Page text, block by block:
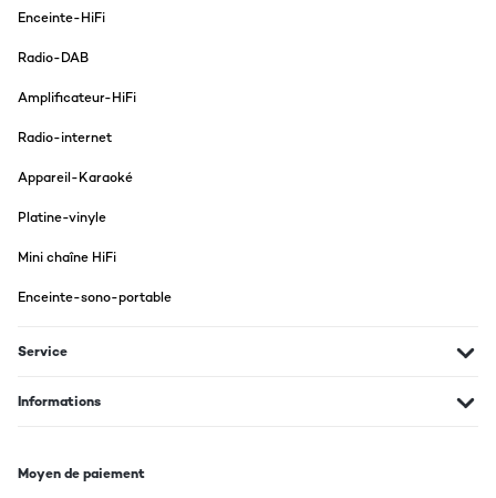
cheaply designed power adaptor you get when living in the UK.
Secondly there is no kind of stencil to fix the radio below a
me a wee while to construct my own. You need to fix a flat piece
radio and needs to be aligned with your cupboard. Well, you do
soon more holes than you need :-). But the seller is great!
Amazon user
Utilisateur d'Amazon
Enceinte-HiFi
Radio-DAB
Amplificateur-HiFi
Radio-internet
Appareil-Karaoké
Platine-vinyle
Mini chaîne HiFi
Enceinte-sono-portable
Service
Informations
Moyen de paiement